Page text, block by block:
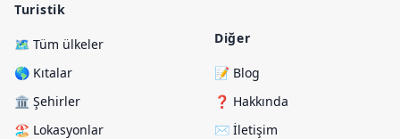
Turistik
🗺️ Tüm ülkeler
🌎 Kıtalar
🏛️ Şehirler
🏖️ Lokasyonlar
Diğer
📝 Blog
❓ Hakkında
✉️ İletişim